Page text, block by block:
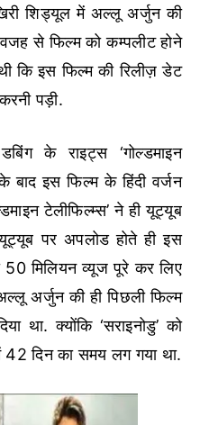
शिड्यूल में अल्लू अर्जुन की
से फिल्म को कम्पलीट होने
कि इस फिल्म की रिलीज़ डेट
पड़ी.
के राइट्स ‘गोल्डमाइन
बाद इस फिल्म के हिंदी वर्जन
टेलीफिल्म्स’ ने ही यूट्यूब
पर अपलोड होते ही इस
मिलियन व्यूज पूरे कर लिए
अर्जुन की ही पिछली फिल्म
था. क्योंकि ‘सराइनोडु’ को
दिन का समय लग गया था.